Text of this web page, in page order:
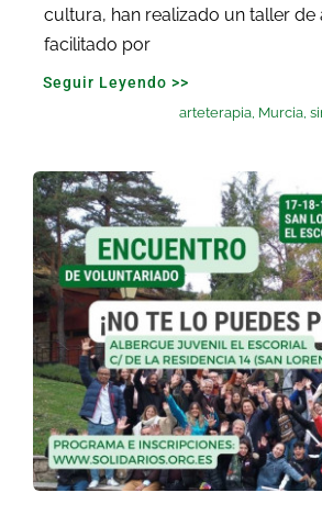
cultura, han realizado un taller de
facilitado por
Seguir Leyendo >>
arteterapia, Murcia,